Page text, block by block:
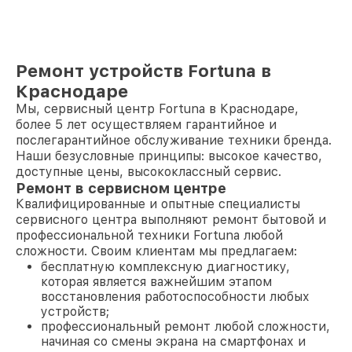
Ремонт устройств Fortuna в
Краснодаре
Мы, сервисный центр Fortuna в Краснодаре,
более 5 лет осуществляем гарантийное и
послегарантийное обслуживание техники бренда.
Наши безусловные принципы: высокое качество,
доступные цены, высококлассный сервис.
Ремонт в сервисном центре
Квалифицированные и опытные специалисты
сервисного центра выполняют ремонт бытовой и
профессиональной техники Fortuna любой
сложности. Своим клиентам мы предлагаем:
бесплатную комплексную диагностику,
которая является важнейшим этапом
восстановления работоспособности любых
устройств;
профессиональный ремонт любой сложности,
начиная со смены экрана на смартфонах и